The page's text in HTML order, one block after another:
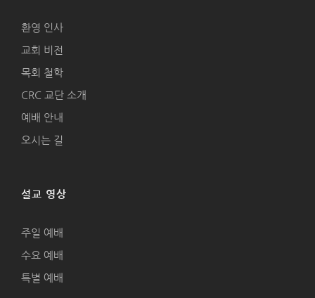
환영 인사
교회 비전
목회 철학
CRC 교단 소개
예배 안내
오시는 길
설교 영상
주일 예배
수요 예배
특별 예배